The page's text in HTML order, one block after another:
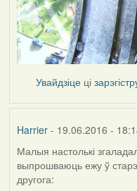
Увайдзіце ці
Harrier- 19.06.2016 -
Малыя настолькі
выпрошваюць ежу ў
другога: